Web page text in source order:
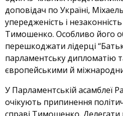
доповідач по Україні,
упередженість і
Тимошенко. Особливо його
перешкоджати лідерці
парламентську дипломатію
європейськими й
У Парламентській асамблеї
очікують припинення